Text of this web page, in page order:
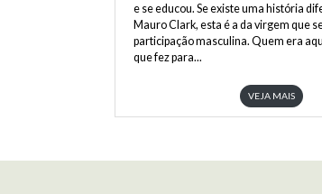
e se educou. Se existe uma história
Mauro Clark, esta é a da virgem que
participação masculina. Quem era
que fez para...
VEJA MAIS